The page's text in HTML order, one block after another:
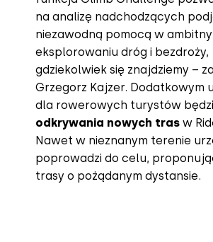
na analizę nadchodzących
niezawodną pomocą w
eksplorowaniu dróg i bezdroży,
gdziekolwiek się znajdziemy –
Grzegorz Kajzer. Dodatkowym
dla rowerowych turystów
odkrywania nowych tras w
Nawet w nieznanym terenie
poprowadzi do celu,
trasy o pożądanym dystansie.